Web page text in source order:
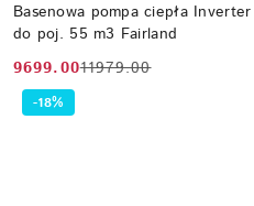
Basenowa pompa ciepła
do poj. 55 m3 Fairland
Cena
promocyjna:
9699.00
Cena
przed
11979.00
-18%